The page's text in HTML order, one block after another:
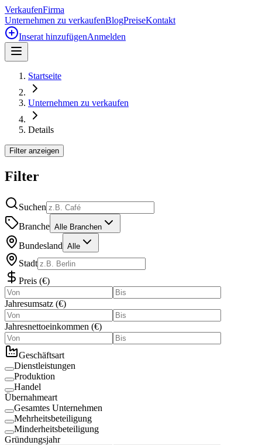
VerkaufenFirma
Unternehmen zu verkaufenBlogPreiseKontakt
Inserat hinzufügenAnmelden
Startseite
Unternehmen zu verkaufen
Details
Filter anzeigen
Filter
Suchen
Branche Alle Branchen
Bundesland Alle
Stadt
Preis (€)
Jahresumsatz (€)
Jahresnettoeinkommen (€)
Geschäftsart
Dienstleistungen
Produktion
Handel
Übernahmeart
Gesamtes Unternehmen
Mehrheitsbeteiligung
Minderheitsbeteiligung
Gründungsjahr